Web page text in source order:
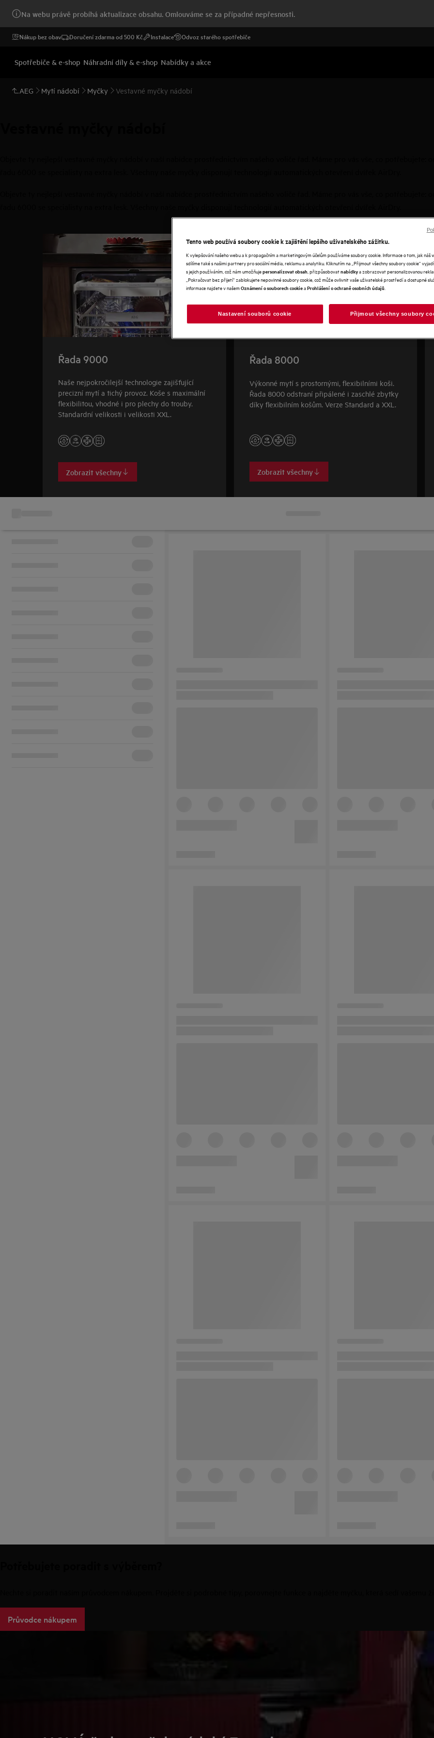
Na webu právě probíhá aktualizace obsahu. Omlouváme se za případné nepřesnosti.
Nákup bez obav Doručení zdarma od 500 Kč Instalace Odvoz starého spotřebiče
Spotřebiče & e-shop Náhradní díly & e-shop Nabídky a akce
AEG Mytí nádobí Myčky Vestavné myčky nádobí
Řada 9000
Naše nejpokročilejší technologie zajišťující
precizní mytí a tichý provoz. Koše s maximální
flexibilitou, vhodné i pro plechy do trouby.
Standardní velikosti i velikosti XXL.
Zobrazit všechny
Řada 8000
Výkonné mytí s prostornými, flexibilními koši.
Řada 8000 odstraní připálené i zaschlé zbytky
díky flexibilním košům. Verze Standard a XXL.
Zobrazit všechny
Průvodce nákupem
Tento web používá soubory cookie k zajištění lepšího uživatelského zážitku.
K vylepšování našeho webu a k propagačním a marketingovým účelům používáme soubory cookie. Informace o tom, jak náš
sdílíme také s našimi partnery pro sociální média, reklamu a analytiku. Kliknutím na „Přijmout všechny soubory cookie“
s jejich používáním, což nám umožňujepersonalizovat obsah , přizpůsobovatnabídkya zobrazovat personalizovanou
„Pokračovat bez přijetí“ zablokujete nepovinné soubory cookie, což může ovlivnit vaše uživatelské prostředí a dostupné
informace najdete v našemOznámení o souborech cookieaProhlášení o ochraně osobních údajů
Nastavení souborů cookie Přijmout všechny soubory